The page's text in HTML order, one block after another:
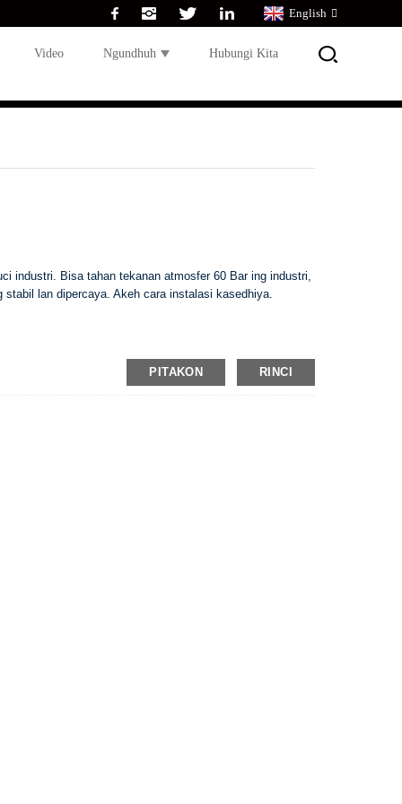
English
Video Ngundhuh Hubungi Kita
industri. Bisa tahan tekanan atmosfer 60 Bar ing industri,
lan dipercaya. Akeh cara instalasi kasedhiya.
PITAKON RINCI